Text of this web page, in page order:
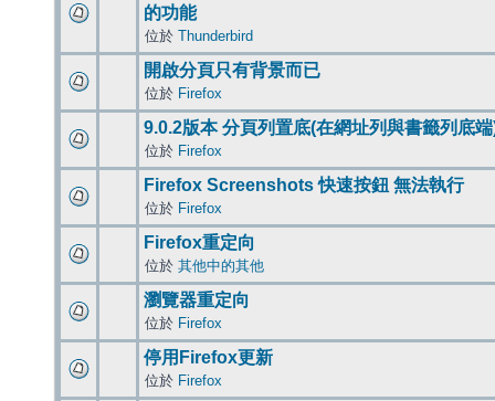
的功能
位於 Thunderbird
開啟分頁只有背景而已
位於 Firefox
9.0.2版本 分頁列置底(在網址列與書籤列底
位於 Firefox
Firefox Screenshots 快速按鈕 無法執行
位於 Firefox
Firefox重定向
位於 其他中的其他
瀏覽器重定向
位於 Firefox
停用Firefox更新
位於 Firefox